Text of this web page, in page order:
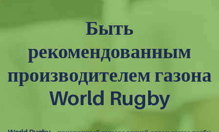
Быть
рекомендованным
производителем газона
World Rugby